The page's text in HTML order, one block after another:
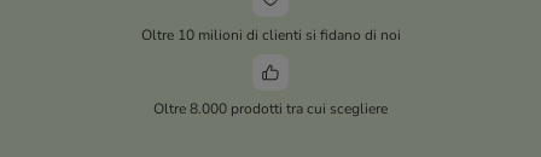
Oltre 10 milioni di clienti si fidano di noi
Oltre 8.000 prodotti tra cui scegliere